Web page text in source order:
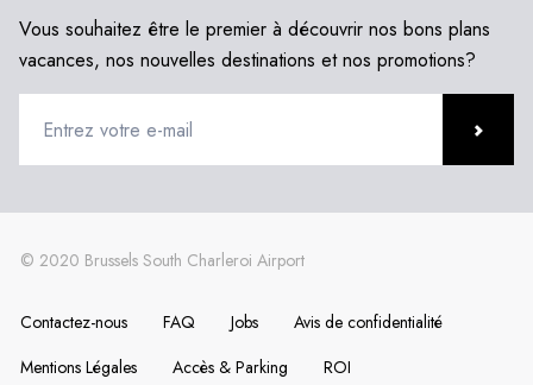
Vous souhaitez être le premier à découvrir nos bons plans
vacances, nos nouvelles destinations et nos promotions?
Contactez-nous FAQ Jobs
Avis de confidentialité
Mentions Légales
Accès & Parking ROI